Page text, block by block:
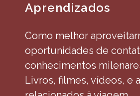
Aprendizados
Como melhor
oportunidades de
conhecimentos
Livros, filmes, vídeos, e